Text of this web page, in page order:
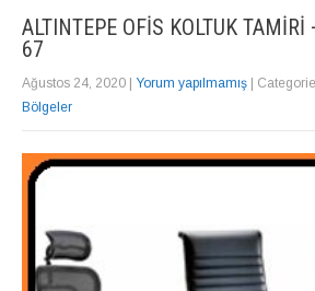
ALTINTEPE OFIS KOLTUK
67
Ağustos 24, 2020 | Yorum yapılmamış |
Bölgeler